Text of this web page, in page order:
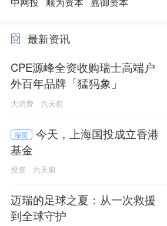
最新资讯
CPE源峰全资收购瑞士高端户
外百年品牌「猛犸象」
大消费 六天前
深度
今天，上海国投成立香港
基金
投资 六天前
迈瑞的足球之夏：从一次救援
到全球守护